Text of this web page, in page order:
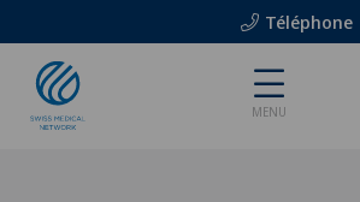
Téléphone
MENU